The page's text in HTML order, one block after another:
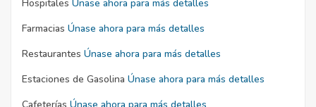
Hospitales Únase ahora para más detalles
Farmacias Únase ahora para más detalles
Restaurantes Únase ahora para más detalles
Estaciones de Gasolina Únase ahora para más detalles